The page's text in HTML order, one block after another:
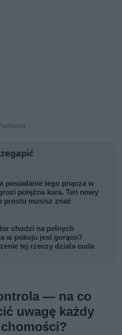
posiadanie tego pnącza w
potężna kara. Ten nowy
prostu musisz znać
chodzi na pełnych
w pokoju jest gorąco?
tej rzeczy działa cuda
— na co
uwagę każdy